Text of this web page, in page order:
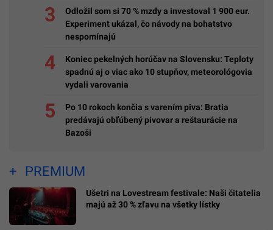
Odložil som si 70 % mzdy a investoval 1 900 eur.
Experiment ukázal, čo návody na bohatstvo
nespomínajú
Koniec pekelných horúčav na Slovensku: Teploty
spadnú aj o viac ako 10 stupňov, meteorológovia
vydali varovania
Po 10 rokoch končia s varením piva: Bratia
predávajú obľúbený pivovar a reštaurácie na
Bazoši
PREMIUM
Ušetri na Lovestream festivale: Naši čitatelia
majú až 30 % zľavu na všetky lístky